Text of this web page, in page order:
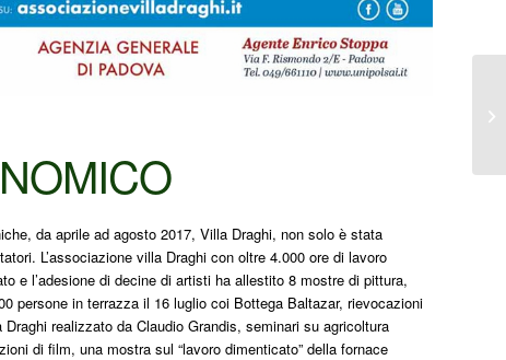
da aprile ad agosto 2017, Villa Draghi, non solo è stata
L’associazione villa Draghi con oltre 4.000 ore di lavoro
e l’adesione di decine di artisti ha allestito 8 mostre di pittura,
persone in terrazza il 16 luglio coi Bottega Baltazar, rievocazioni
realizzato da Claudio Grandis, seminari su agricoltura
di film, una mostra sul “lavoro dimenticato” della fornace